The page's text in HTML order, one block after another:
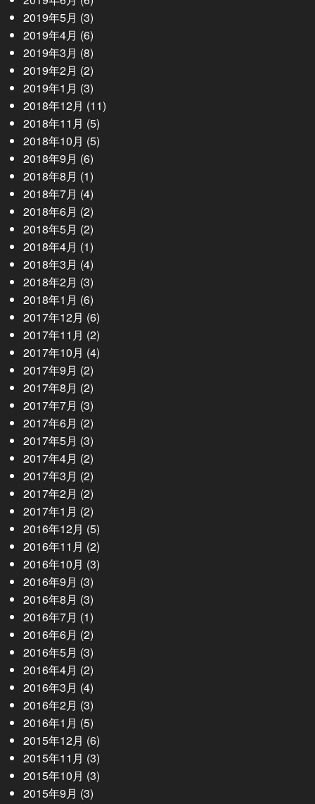
2019年5月 (3)
2019年4月 (6)
2019年3月 (8)
2019年2月 (2)
2019年1月 (3)
2018年12月 (11)
2018年11月 (5)
2018年10月 (5)
2018年9月 (6)
2018年8月 (1)
2018年7月 (4)
2018年6月 (2)
2018年5月 (2)
2018年4月 (1)
2018年3月 (4)
2018年2月 (3)
2018年1月 (6)
2017年12月 (6)
2017年11月 (2)
2017年10月 (4)
2017年9月 (2)
2017年8月 (2)
2017年7月 (3)
2017年6月 (2)
2017年5月 (3)
2017年4月 (2)
2017年3月 (2)
2017年2月 (2)
2017年1月 (2)
2016年12月 (5)
2016年11月 (2)
2016年10月 (3)
2016年9月 (3)
2016年8月 (3)
2016年7月 (1)
2016年6月 (2)
2016年5月 (3)
2016年4月 (2)
2016年3月 (4)
2016年2月 (3)
2016年1月 (5)
2015年12月 (6)
2015年11月 (3)
2015年10月 (3)
2015年9月 (3)